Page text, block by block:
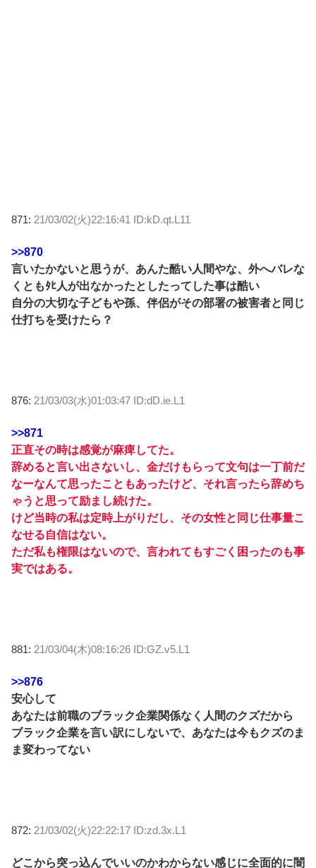
871: 21/03/02(火)22:16:41 ID:kD.qt.L11
>>870
言いたかないと思うが、あんた酷い人間やな、外へバレな
くともﾀﾋ人が出なかったとしたってした事は酷い
自分の大切な子どもや孫、伴侶がその部署の被害者と同じ
仕打ちを受けたら？
876: 21/03/03(水)01:03:47 ID:dD.ie.L1
>>871
正直その時は感覚が麻痺してた。
辞めると言い出さないし、金だけもらって文句は一丁前だ
なーなんて思ったこともあったけど、それ言ったら辞めち
ゃうと思って励まし続けた。
けど当時の私は定時上がりだし、その女性と同じ仕事量こ
なせる自信はない。
ただ私も権限はないので、言われてもすごく困ったのも事
実ではある。
881: 21/03/04(木)08:16:26 ID:GZ.v5.L1
>>876
安心して
あなたは前職のブラック企業関係なく人間のクズだから
ブラック企業を言い訳にしないで、あなたは今もクズのま
ま変わってない
872: 21/03/02(火)22:22:17 ID:zd.3x.L1
どこから突っ込んでいいのかわからない感じに全面的に闇